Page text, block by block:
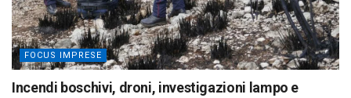
FOCUS IMPRESE
Incendi boschivi, droni, investigazioni lampo e